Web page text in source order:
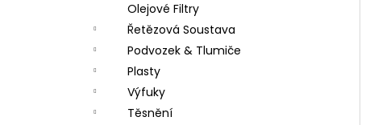
Olejové Filtry
Řetězová Soustava
Podvozek & Tlumiče
Plasty
Výfuky
Těsnění